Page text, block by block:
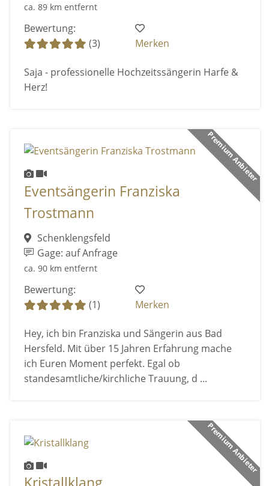
ca. 89 km entfernt
Bewertung:
(3)
Merken
Saja - professionelle Hochzeitssängerin Harfe &
Herz!
Premium Anbieter
Eventsängerin Franziska
Trostmann
Schenklengsfeld
Gage: auf Anfrage
ca. 90 km entfernt
Bewertung:
(1)
Merken
Hey, ich bin Franziska und Sängerin aus Bad
Hersfeld. Mit über 15 Jahren Erfahrung mache
ich Euren Moment perfekt. Egal ob
standesamtliche/kirchliche Trauung, d ...
Premium Anbieter